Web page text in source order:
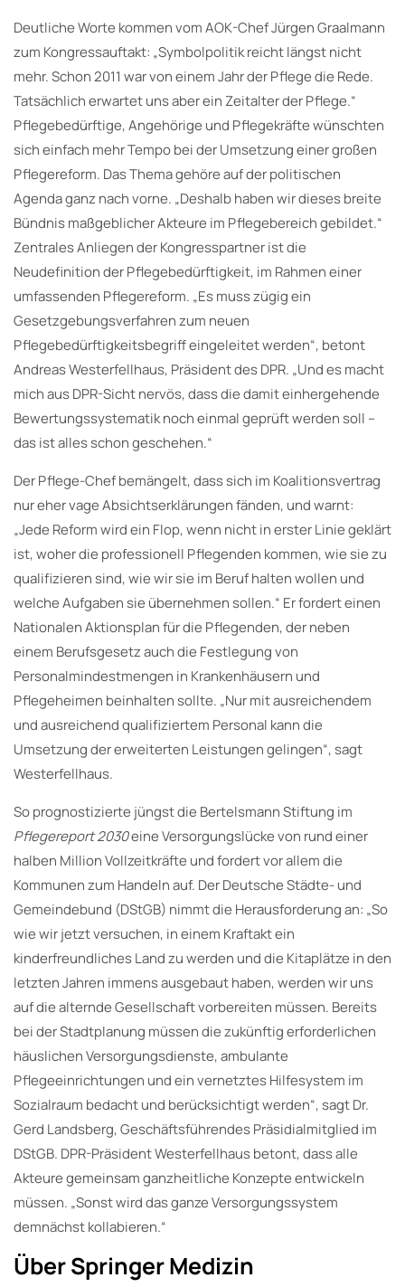
Deutliche Worte kommen vom AOK-Chef Jürgen Graalmann
zum Kongressauftakt: „Symbolpolitik reicht längst nicht
mehr. Schon 2011 war von einem Jahr der Pflege die Rede.
Tatsächlich erwartet uns aber ein Zeitalter der Pflege.“
Pflegebedürftige, Angehörige und Pflegekräfte wünschten
sich einfach mehr Tempo bei der Umsetzung einer großen
Pflegereform. Das Thema gehöre auf der politischen
Agenda ganz nach vorne. „Deshalb haben wir dieses breite
Bündnis maßgeblicher Akteure im Pflegebereich gebildet.“
Zentrales Anliegen der Kongresspartner ist die
Neudefinition der Pflegebedürftigkeit, im Rahmen einer
umfassenden Pflegereform. „Es muss zügig ein
Gesetzgebungsverfahren zum neuen
Pflegebedürftigkeitsbegriff eingeleitet werden“, betont
Andreas Westerfellhaus, Präsident des DPR. „Und es macht
mich aus DPR-Sicht nervös, dass die damit einhergehende
Bewertungssystematik noch einmal geprüft werden soll –
das ist alles schon geschehen.“
Der Pflege-Chef bemängelt, dass sich im Koalitionsvertrag
nur eher vage Absichtserklärungen fänden, und warnt:
„Jede Reform wird ein Flop, wenn nicht in erster Linie geklärt
ist, woher die professionell Pflegenden kommen, wie sie zu
qualifizieren sind, wie wir sie im Beruf halten wollen und
welche Aufgaben sie übernehmen sollen.“ Er fordert einen
Nationalen Aktionsplan für die Pflegenden, der neben
einem Berufsgesetz auch die Festlegung von
Personalmindestmengen in Krankenhäusern und
Pflegeheimen beinhalten sollte. „Nur mit ausreichendem
und ausreichend qualifiziertem Personal kann die
Umsetzung der erweiterten Leistungen gelingen“, sagt
Westerfellhaus.
So prognostizierte jüngst die Bertelsmann Stiftung im
Pflegereport 2030eine Versorgungslücke von rund einer
halben Million Vollzeitkräfte und fordert vor allem die
Kommunen zum Handeln auf. Der Deutsche Städte- und
Gemeindebund (DStGB) nimmt die Herausforderung an: „So
wie wir jetzt versuchen, in einem Kraftakt ein
kinderfreundliches Land zu werden und die Kitaplätze in den
letzten Jahren immens ausgebaut haben, werden wir uns
auf die alternde Gesellschaft vorbereiten müssen. Bereits
bei der Stadtplanung müssen die zukünftig erforderlichen
häuslichen Versorgungsdienste, ambulante
Pflegeeinrichtungen und ein vernetztes Hilfesystem im
Sozialraum bedacht und berücksichtigt werden“, sagt Dr.
Gerd Landsberg, Geschäftsführendes Präsidialmitglied im
DStGB. DPR-Präsident Westerfellhaus betont, dass alle
Akteure gemeinsam ganzheitliche Konzepte entwickeln
müssen. „Sonst wird das ganze Versorgungssystem
demnächst kollabieren.“
Über Springer Medizin